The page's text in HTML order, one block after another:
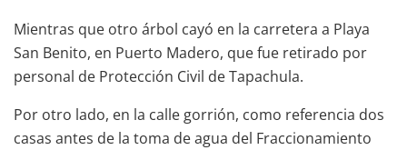
Mientras que otro árbol cayó en la carretera a Playa
San Benito, en Puerto Madero, que fue retirado por
personal de Protección Civil de Tapachula.
Por otro lado, en la calle gorrión, como referencia dos
casas antes de la toma de agua del Fraccionamiento